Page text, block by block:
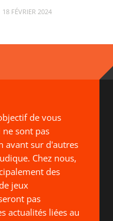
18 FÉVRIER 2024
de vous
sont pas
avant sur d'autres
Chez nous,
des
jeux
pas
actualités liées au